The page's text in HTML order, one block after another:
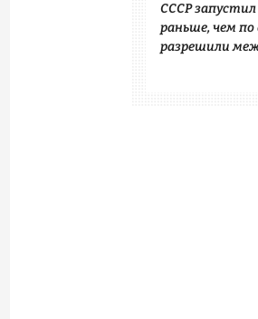
СССР запустил
раньше, чем
разрешили